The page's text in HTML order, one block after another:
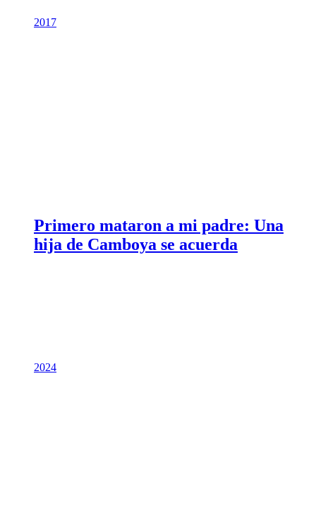
2017
Primero mataron a mi padre: Una
hija de Camboya se acuerda
2024